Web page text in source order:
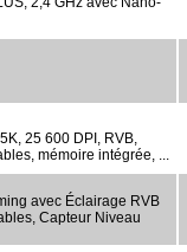
25 600 DPI, RVB,
mémoire intégrée, ...
avec Éclairage RVB
Capteur Niveau